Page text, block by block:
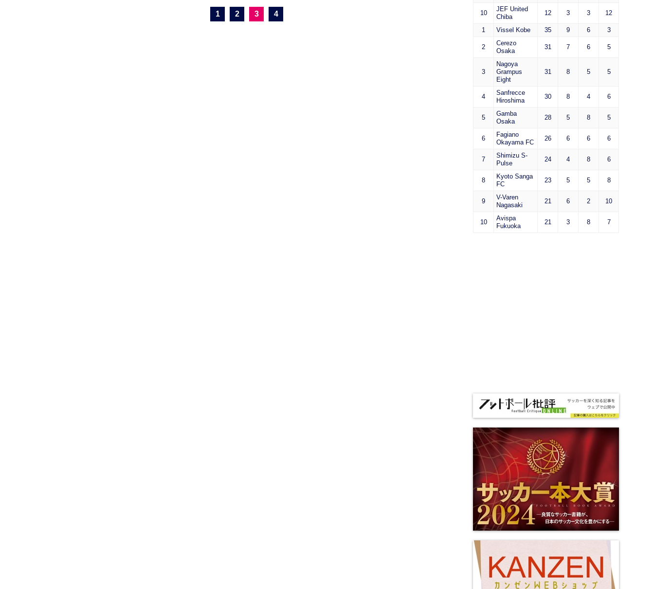
1 2 3 4 10
JEF United
Chiba
12 3 3 12
1 Vissel Kobe 35 9 6 3
2
Cerezo
Osaka
31 7 6 5
3
Nagoya
Grampus
Eight
31 8 5 5
4
Sanfrecce
Hiroshima
30 8 4 6
5
Gamba
Osaka
28 5 8 5
6
Fagiano
Okayama FC
26 6 6 6
7
Shimizu S-
Pulse
24 4 8 6
8
Kyoto Sanga
FC
23 5 5 8
9
V-Varen
Nagasaki
21 6 2 10
10
Avispa
Fukuoka
21 3 8 7